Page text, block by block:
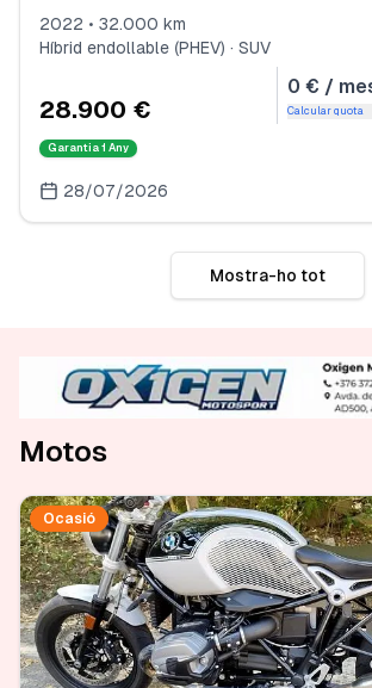
2022 • 32.000 km
Híbrid endollable (PHEV) · SUV
28.900 €
0 € /
Calcular quota
Garantia 1 Any
28/07/2026
Mostra-ho tot
Motos
Ocasió